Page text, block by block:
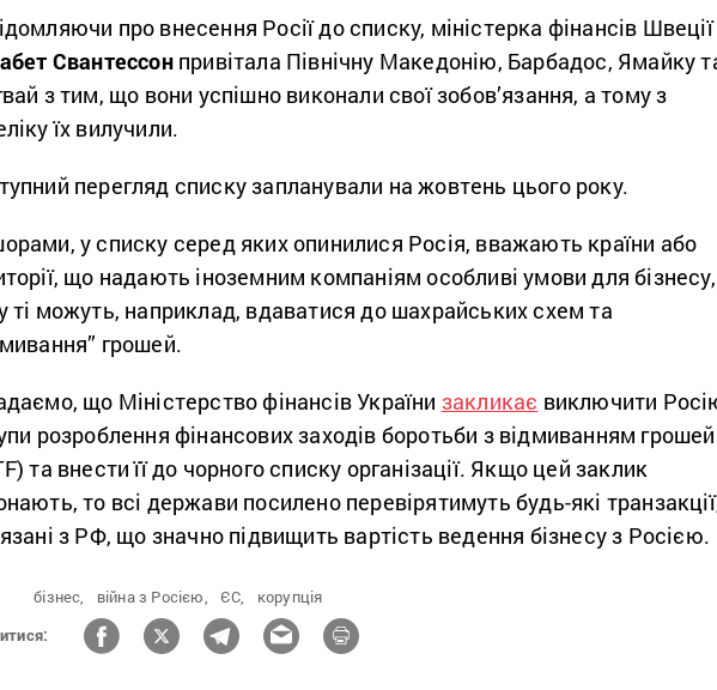
про внесення Росії до списку, міністерка фінансів Швеції
Свантессонпривітала Північну Македонію, Барбадос, Ямайку
з тим, що вони успішно виконали свої зобов’язання, а тому з
їх вилучили.
перегляд списку запланували на жовтень цього року.
у списку серед яких опинилися Росія, вважають країни або
що надають іноземним компаніям особливі умови для
ті можуть, наприклад, вдаватися до шахрайських схем та
грошей.
що Міністерство фінансів України закликає виключити
розроблення фінансових заходів боротьби з відмиванням грошей
та внести її до чорного списку організації. Якщо цей заклик
то всі держави посилено перевірятимуть будь-які
з РФ, що значно підвищить вартість ведення бізнесу з Росією.
бізнес, війна з Росією, ЄС,
корупція